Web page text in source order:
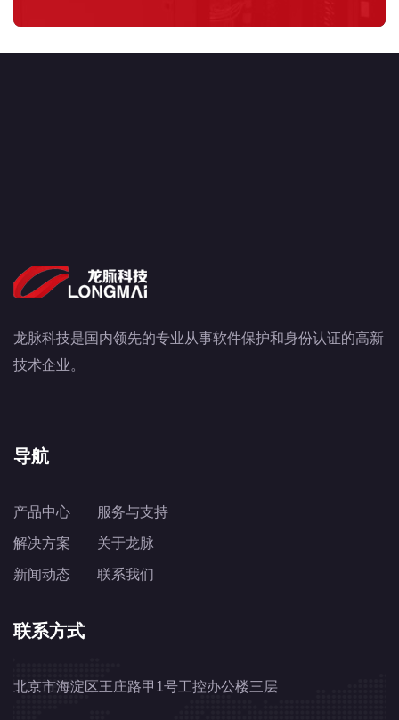
龙脉科技是国内领先的专业从事软件保护和身份认证的高新
技术企业。
导航
产品中心
解决方案
新闻动态
服务与支持
关于龙脉
联系我们
联系方式
北京市海淀区王庄路甲1号工控办公楼三层